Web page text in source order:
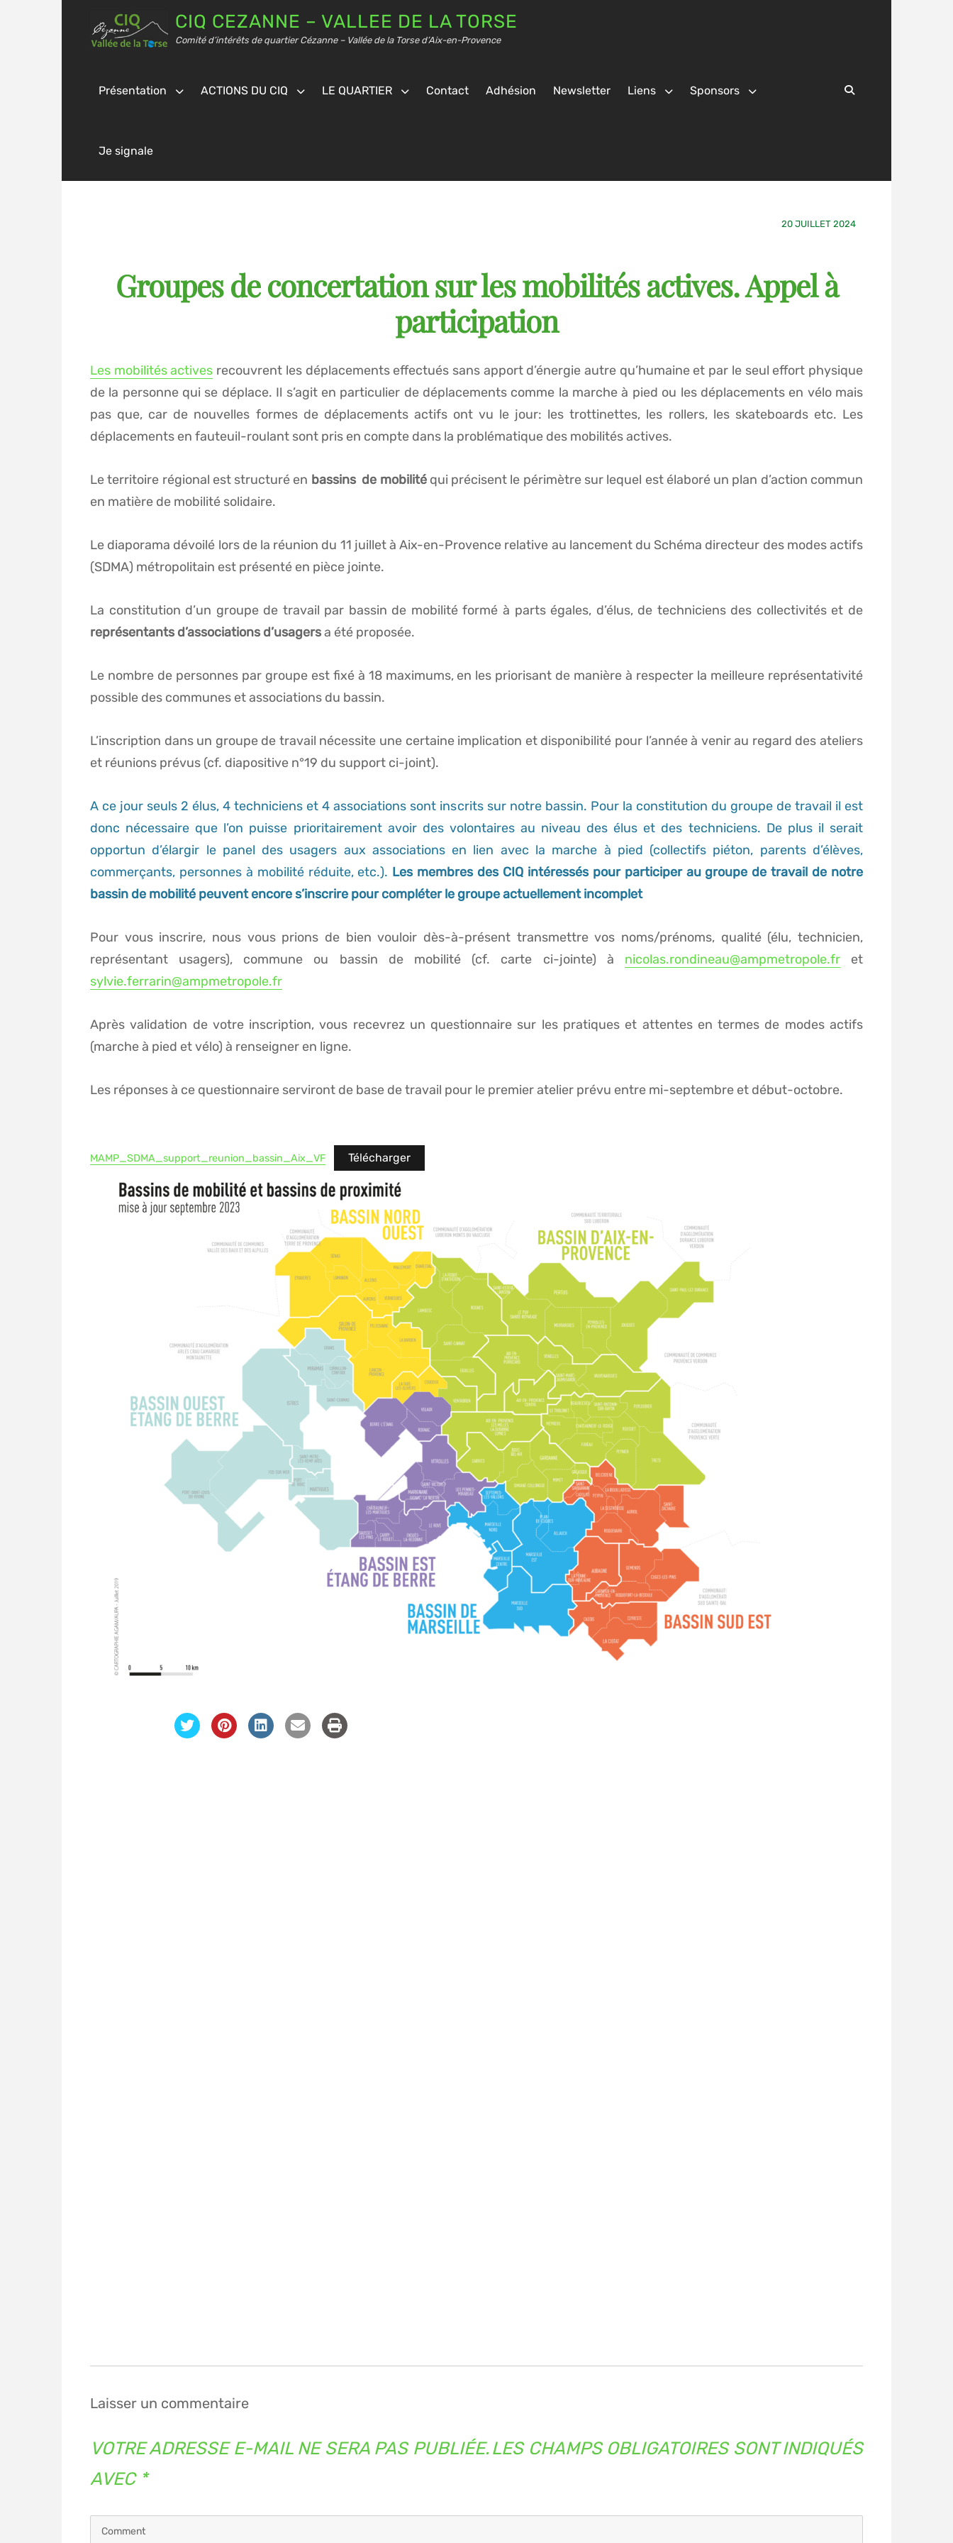
CIQ CEZANNE – VALLEE DE LA TORSE
Comité d’intérêts de quartier Cézanne – Vallée de la Torse d’Aix-en-Provence
Présentation ACTIONS DU CIQ LE QUARTIER Contact Adhésion Newsletter Liens Sponsors
Je signale
20 JUILLET 2024
Groupes de concertation sur les mobilités actives. Appel à
participation
Les mobilités actives recouvrent les déplacements effectués sans apport d’énergie autre qu’humaine et par le seul effort physique
de la personne qui se déplace. Il s’agit en particulier de déplacements comme la marche à pied ou les déplacements en vélo mais
pas que, car de nouvelles formes de déplacements actifs ont vu le jour: les trottinettes, les rollers, les skateboards etc. Les
déplacements en fauteuil-roulant sont pris en compte dans la problématique des mobilités actives.
Le territoire régional est structuré en bassins de mobilitéqui précisent le périmètre sur lequel est élaboré un plan d’action commun
en matière de mobilité solidaire.
Le diaporama dévoilé lors de la réunion du 11 juillet à Aix-en-Provence relative au lancement du Schéma directeur des modes actifs
(SDMA) métropolitain est présenté en pièce jointe.
La constitution d’un groupe de travail par bassin de mobilité formé à parts égales, d’élus, de techniciens des collectivités et de
représentants d’associations d’usagersa été proposée.
Le nombre de personnes par groupe est fixé à 18 maximums, en les priorisant de manière à respecter la meilleure représentativité
possible des communes et associations du bassin.
L’inscription dans un groupe de travail nécessite une certaine implication et disponibilité pour l’année à venir au regard des ateliers
et réunions prévus (cf. diapositive n°19 du support ci-joint).
A ce jour seuls 2 élus, 4 techniciens et 4 associations sont inscrits sur notre bassin. Pour la constitution du groupe de travail il est
donc nécessaire que l’on puisse prioritairement avoir des volontaires au niveau des élus et des techniciens. De plus il serait
opportun d’élargir le panel des usagers aux associations en lien avec la marche à pied (collectifs piéton, parents d’élèves,
commerçants, personnes à mobilité réduite, etc.). Les membres des CIQ intéressés pour participer au groupe de travail de notre
bassin de mobilité peuvent encore s’inscrire pour compléter le groupe actuellement incomplet
Pour vous inscrire, nous vous prions de bien vouloir dès-à-présent transmettre vos noms/prénoms, qualité (élu, technicien,
représentant usagers), commune ou bassin de mobilité (cf. carte ci-jointe) à nicolas.rondineau@ampmetropole.fret
sylvie.ferrarin@ampmetropole.fr
Après validation de votre inscription, vous recevrez un questionnaire sur les pratiques et attentes en termes de modes actifs
(marche à pied et vélo) à renseigner en ligne.
Les réponses à ce questionnaire serviront de base de travail pour le premier atelier prévu entre mi-septembre et début-octobre.
MAMP_SDMA_support_reunion_bassin_Aix_VF Télécharger
Laisser un commentaire
VOTRE ADRESSE E-MAIL NE SERA PAS PUBLIÉE.LES CHAMPS OBLIGATOIRES SONT INDIQUÉS
AVEC *